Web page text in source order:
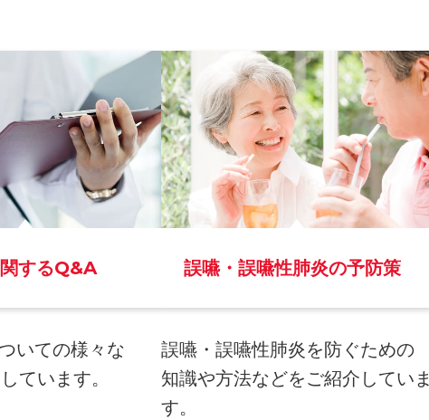
するQ&A
いての様々な
ています。
誤嚥・誤嚥性肺炎の予防策
誤嚥・誤嚥性肺炎を防ぐための
知識や方法などをご紹介していま
す。